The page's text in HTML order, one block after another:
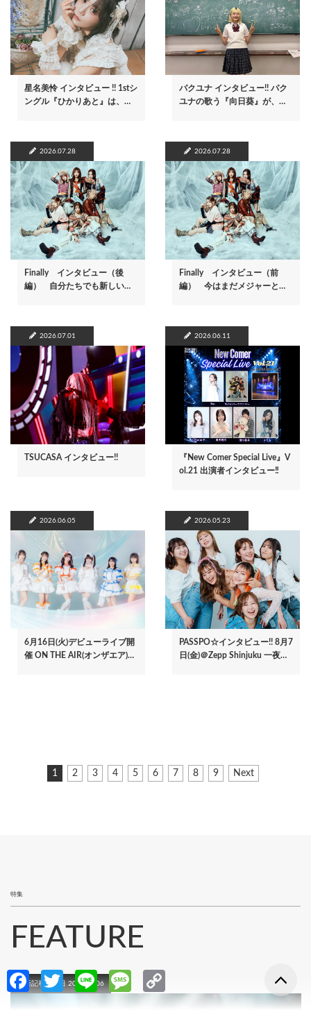
Fa
ce
T
w
Li
n
M
es o
星名美怜 インタビュー !! 1stシ
ングル『ひかりあと』は、…
パクユナ インタビュー!! パク
ユナの歌う『向日葵』が、…
2026.07.28
Finally インタビュー（後
編） 自分たちでも新しい…
2026.07.28
Finally インタビュー（前
編） 今はまだメジャーと…
2026.07.01
TSUCASA インタビュー!!
2026.06.11
『New Comer Special Live』V
ol.21 出演者インタビュー‼
2026.06.05
6月16日(火)デビューライブ開
催 ON THE AIR(オンザエア)…
2026.05.23
PASSPO☆インタビュー!! 8月7
日(金)＠Zepp Shinjuku 一夜…
カ
1
ペ
2
ペ
3
ペ
4
ペ
5
ペ
6
ペ
7
ペ
8
ペ
9
次
Next
特集
FEATURE
最新記事更新日 2026.08.06